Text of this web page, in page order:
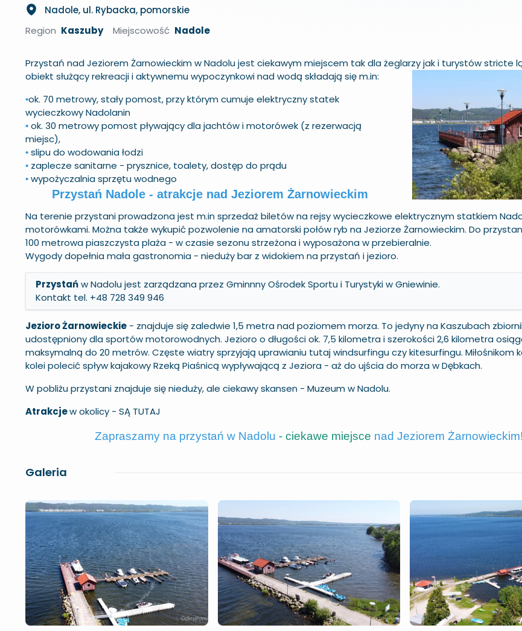
Nadole, ul. Rybacka, pomorskie
Region Kaszuby Miejscowość Nadole
Przystań nad Jeziorem Żarnowieckim w Nadolu jest ciekawym miejscem tak dla żeglarzy jak i turystów stricte
obiekt służący rekreacji i aktywnemu wypoczynkowi nad wodą składają się m.in:
•ok. 70 metrowy, stały pomost, przy którym cumuje elektryczny statek
wycieczkowy Nadolanin
• ok. 30 metrowy pomost pływający dla jachtów i motorówek (z rezerwacją
miejsc),
• slipu do wodowania łodzi
• zaplecze sanitarne - prysznice, toalety, dostęp do prądu
• wypożyczalnia sprzętu wodnego
Przystań Nadole - atrakcje nad Jeziorem Żarnowieckim
Na terenie przystani prowadzona jest m.in sprzedaż biletów na rejsy wycieczkowe elektrycznym statkiem
motorówkami. Można także wykupić pozwolenie na amatorski połów ryb na Jeziorze Żarnowieckim. Do
100 metrowa piaszczysta plaża - w czasie sezonu strzeżona i wyposażona w przebieralnie.
Wygody dopełnia mała gastronomia - nieduży bar z widokiem na przystań i jezioro.
Przystańw Nadolu jest zarządzana przez Gminnny Ośrodek Sportu i Turystyki wGniewinie.
Kontakt tel. +48 728 349 946
Jezioro Żarnowieckie - znajduje się zaledwie 1,5 metra nad poziomem morza. To jedyny na Kaszubach
udostępniony dla sportów motorowodnych. Jezioro o długości ok. 7,5 kilometra i szerokości 2,6 kilometra
maksymalną do 20 metrów. Częste wiatry sprzyjają uprawianiu tutaj windsurfingu czy kitesurfingu. Miłośnikom
kolei polecić spływ kajakowy Rzeką Piaśnicą wypływającą z Jeziora - aż do ujścia do morza w Dębkach.
W pobliżu przystani znajduje się nieduży, ale ciekawy skansen - Muzeum w Nadolu.
Atrakcjew okolicy - SĄ TUTAJ
Zapraszamy na przystań w Nadolu - ciekawe miejsce nad Jeziorem Żarnowieckim!
Galeria